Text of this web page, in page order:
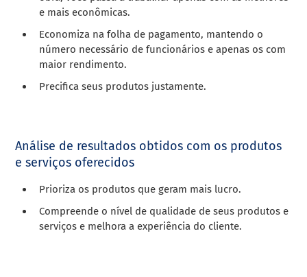
e mais econômicas.
Economiza na folha de pagamento, mantendo o
número necessário de funcionários e apenas os com
maior rendimento.
Precifica seus produtos justamente.
Análise de resultados obtidos com os produtos
e serviços oferecidos
Prioriza os produtos que geram mais lucro.
Compreende o nível de qualidade de seus produtos e
serviços e melhora a experiência do cliente.